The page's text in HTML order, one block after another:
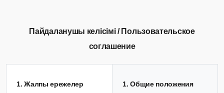
Пайдаланушы келісімі / Пользовательское
соглашение
1. Жалпы ережелер 1. Общие положения